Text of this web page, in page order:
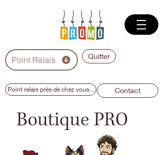
Point Relais Quitter
Point relais près de chez vous... Contact
Boutique PRO